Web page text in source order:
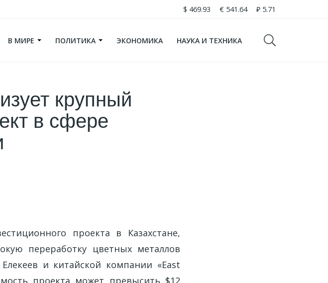
$ 469.93 € 541.64 ₽ 5.71
В МИРЕ ПОЛИТИКА ЭКОНОМИКА НАУКА И ТЕХНИКА
крупный
в сфере
проекта в Казахстане,
переработку цветных металлов
и китайской компании «East
проекта может превысить $12